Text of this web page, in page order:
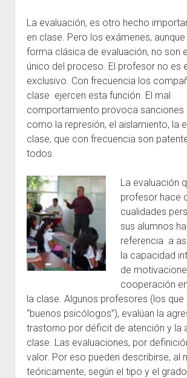
La evaluación, es otro hecho
en clase. Pero los exámenes, aunque
forma clásica de evaluación, no son
único del proceso. El profesor no es
exclusivo. Con frecuencia los
clase ejercen esta función. El mal
comportamiento provoca sanciones
como la represión, el aislamiento, la
clase, que con frecuencia son
todos.
La evaluación
profesor hace
cualidades
sus alumnos
referencia a
la capacidad
de
cooperación
la clase. Algunos profesores (los que
“buenos psicólogos”), evalúan la
trastorno por déficit de atención y la
clase. Las evaluaciones, por
valor. Por eso pueden describirse, al
teóricamente, según el tipo y el